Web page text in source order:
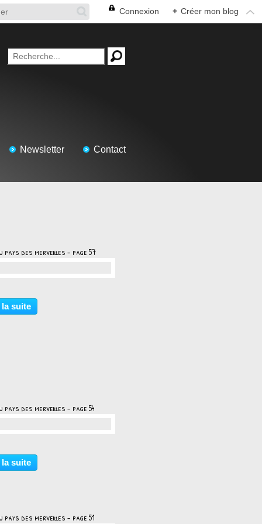
Connexion + Créer mon blog
Newsletter Contact
pays des merveilles - page 57
la suite
pays des merveilles - page 54
la suite
pays des merveilles - page 51